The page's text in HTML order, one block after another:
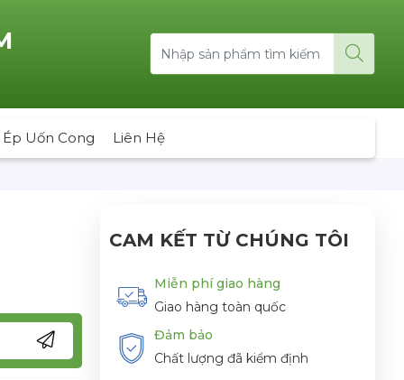
Ép Uốn Cong Liên Hệ
CAM KẾT TỪ CHÚNG TÔI
Miễn phí giao hàng
Giao hàng toàn quốc
Đảm bảo
Chất lượng đã kiểm định